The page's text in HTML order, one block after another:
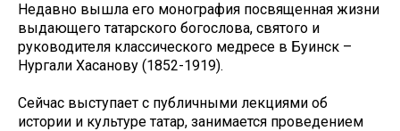
Недавно вышла его монография посвященная жизни
выдающего татарского богослова, святого и
руководителя классического медресе в Буинск –
Нургали Хасанову (1852-1919).
Сейчас выступает с публичными лекциями об
истории и культуре татар, занимается проведением